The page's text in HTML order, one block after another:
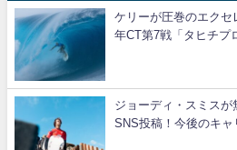
ケリーが圧巻のエクセ
年CT第7戦「タヒチプ
ジョーディ・スミスが
SNS投稿！今後のキャ